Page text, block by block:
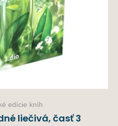
edície kníh
liečivá, časť 3